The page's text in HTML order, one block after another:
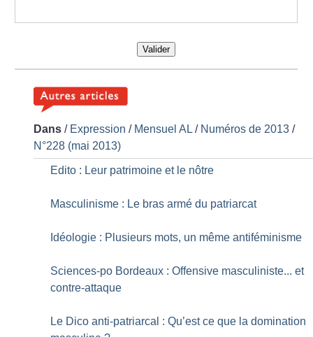
Valider
Dans / Expression / Mensuel AL / Numéros de 2013 /
N°228 (mai 2013)
Edito : Leur patrimoine et le nôtre
Masculinisme : Le bras armé du patriarcat
Idéologie : Plusieurs mots, un même antiféminisme
Sciences-po Bordeaux : Offensive masculiniste... et
contre-attaque
Le Dico anti-patriarcal : Qu’est ce que la domination